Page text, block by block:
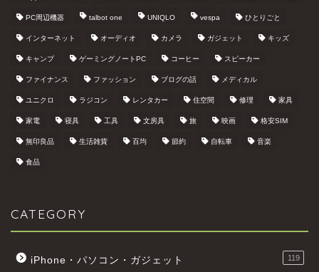
PC周辺機器 talbot one UNIQLO vespa ひとりごと
インターネット オーディオ カメラ ガジェット キッズ
キャンプ ゲーミングノートPC コーヒー スピーカー
ファイナンス ファッション ブログの話 メディカル
ユニクロ ラジコン レンタカー 住空間 修理 家具
家電 寝具 工具 文房具 旅 映画 格安SIM
無印良品 生活雑貨 百均 節約 自転車 音楽
食品
CATEGORY
iPhone・パソコン・ガジェット 119